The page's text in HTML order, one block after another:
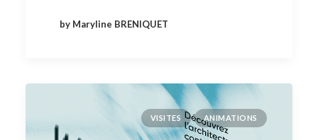
by Maryline BRENIQUET
VISITES ANIMATIONS